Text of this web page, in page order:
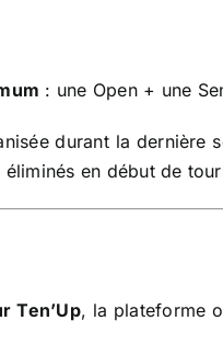
: une Open + une
durant la dernière
en début de
Ten’Up, la plateforme